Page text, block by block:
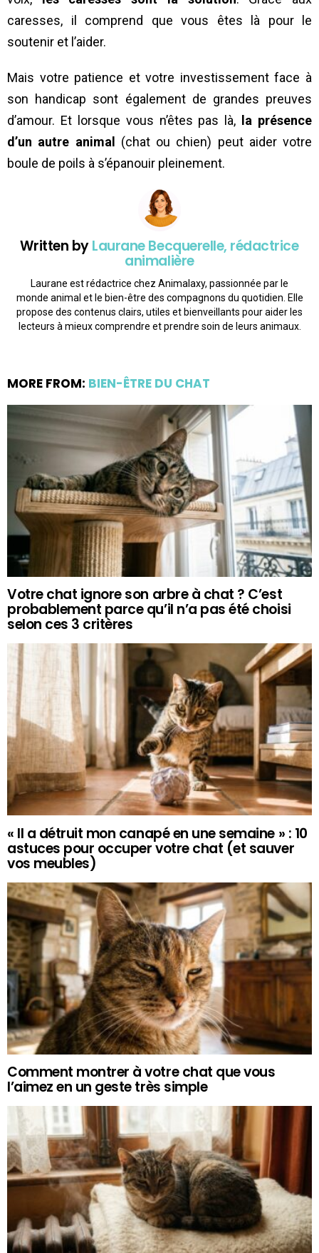
caresses, il comprend que vous êtes là pour le
soutenir et l’aider.
Mais votre patience et votre investissement face à
son handicap sont également de grandes preuves
d’amour. Et lorsque vous n’êtes pas là,
la présence
d’un autre animal
(chat ou chien) peut aider votre
boule de poils à s’épanouir pleinement.
Written byLaurane Becquerelle, rédactrice
animalière
Laurane est rédactrice chez Animalaxy, passionnée par le
monde animal et le bien-être des compagnons du quotidien. Elle
propose des contenus clairs, utiles et bienveillants pour aider les
lecteurs à mieux comprendre et prendre soin de leurs animaux.
MORE FROM: BIEN-ÊTRE DU CHAT
Votre chat ignore son arbre à chat ? C’est
probablement parce qu’il n’a pas été choisi
selon ces 3 critères
« Il a détruit mon canapé en une semaine » : 10
astuces pour occuper votre chat (et sauver
vos meubles)
Comment montrer à votre chat que vous
l’aimez en un geste très simple